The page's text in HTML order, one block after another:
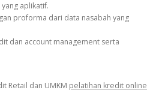
aplikatif.
proforma dari data nasabah yang
dan account management serta
Retail dan UMKM pelatihan kredit online